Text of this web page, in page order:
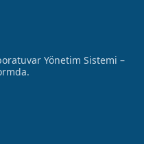
Yönetim Sistemi –